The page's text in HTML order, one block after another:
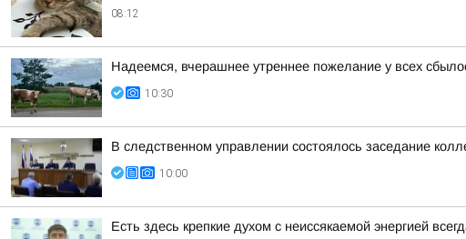
08:12
Надеемся, вчерашнее утреннее пожелание у всех
10:30
В следственном управлении состоялось заседание
10:00
Есть здесь крепкие духом с неиссякаемой энергией